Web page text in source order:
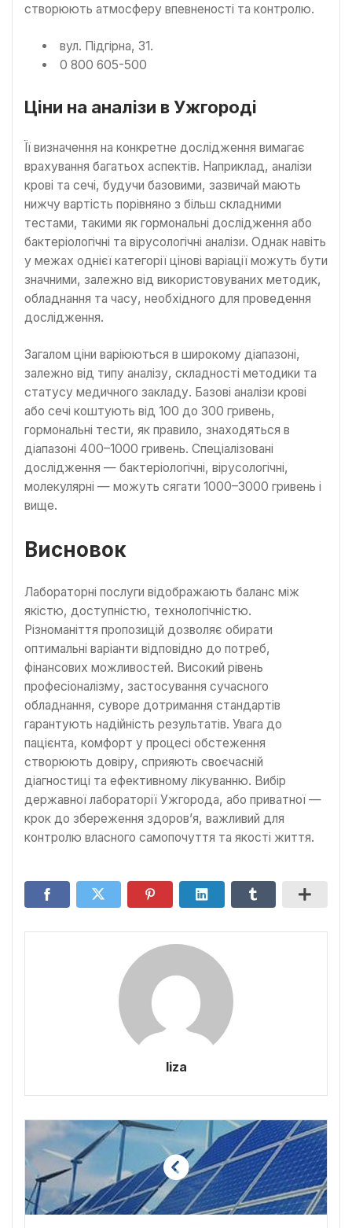
створюють атмосферу впевненості та контролю.
вул. Підгірна, 31.
0 800 605-500
Ціни на аналізи в Ужгороді
Її визначення на конкретне дослідження вимагає
врахування багатьох аспектів. Наприклад, аналізи
крові та сечі, будучи базовими, зазвичай мають
нижчу вартість порівняно з більш складними
тестами, такими як гормональні дослідження або
бактеріологічні та вірусологічні аналізи. Однак навіть
у межах однієї категорії цінові варіації можуть бути
значними, залежно від використовуваних методик,
обладнання та часу, необхідного для проведення
дослідження.
Загалом ціни варіюються в широкому діапазоні,
залежно від типу аналізу, складності методики та
статусу медичного закладу. Базові аналізи крові
або сечі коштують від 100 до 300 гривень,
гормональні тести, як правило, знаходяться в
діапазоні 400–1000 гривень. Спеціалізовані
дослідження — бактеріологічні, вірусологічні,
молекулярні — можуть сягати 1000–3000 гривень і
вище.
Висновок
Лабораторні послуги відображають баланс між
якістю, доступністю, технологічністю.
Різноманіття пропозицій дозволяє обирати
оптимальні варіанти відповідно до потреб,
фінансових можливостей. Високий рівень
професіоналізму, застосування сучасного
обладнання, суворе дотримання стандартів
гарантують надійність результатів. Увага до
пацієнта, комфорт у процесі обстеження
створюють довіру, сприяють своєчасній
діагностиці та ефективному лікуванню. Вибір
державної лабораторії Ужгорода, або приватної —
крок до збереження здоров’я, важливий для
контролю власного самопочуття та якості життя.
liza